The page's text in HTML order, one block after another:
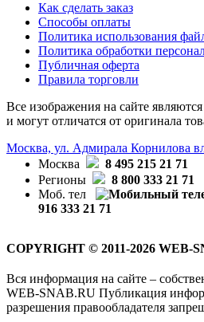
Как сделать заказ
Способы оплаты
Политика использования
Политика обработки
Публичная оферта
Правила торговли
Все изображения на сайте
и могут отличатся от оригинала
Москва, ул. Адмирала Корнилова
Москва
8 495 215 21 71
Регионы
8 800 333 21 71
Моб. тел
916 333 21 71
COPYRIGHT © 2011-2026 WEB-
Вся информация на сайте –
WEB-SNAB.RU Публикация
разрешения правообладателя